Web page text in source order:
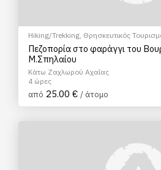
Hiking/Trekking, Θρησκευτικός
Πεζοπορία στο φαράγγι του
Μ.Σπηλαίου
Κάτω Ζαχλωρού Αχαΐας
4 ώρες
από 25.00 € / άτομο